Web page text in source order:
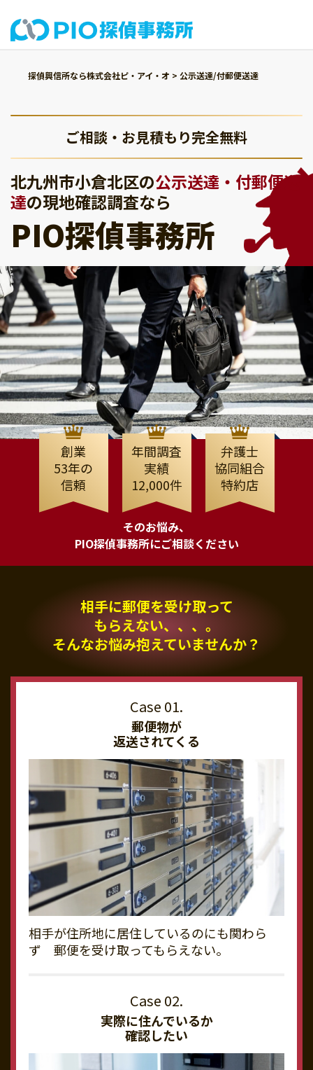
探偵興信所なら株式会社ピ・アイ・オ > 公示送達/付郵便送達
ご相談・お見積もり完全無料
北九州市小倉北区の公示送達・付郵便送
達の現地確認調査なら
PIO探偵事務所
創業
53年の
信頼
年間調査
実績
12,000件
弁護士
協同組合
特約店
そのお悩み、
PIO探偵事務所にご相談ください
相手に郵便を受け取って
もらえない、、、。
そんなお悩み抱えていませんか？
郵便物が
返送されてくる
相手が住所地に居住しているのにも関わら
ず 郵便を受け取ってもらえない。
実際に住んでいるか
確認したい